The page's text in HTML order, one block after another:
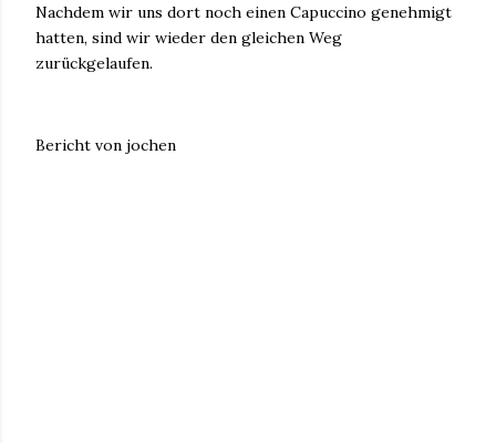
Nachdem wir uns dort noch einen Capuccino genehmigt
hatten, sind wir wieder den gleichen Weg
zurückgelaufen.
Bericht von jochen